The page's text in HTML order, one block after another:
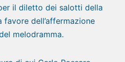
il diletto dei salotti della
favore dell’affermazione
melodramma.